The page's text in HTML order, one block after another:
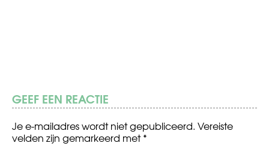
GEEF EEN REACTIE
Je e-mailadres wordt niet gepubliceerd. Vereiste
velden zijn gemarkeerd met*